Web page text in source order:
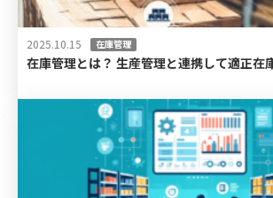
2025.10.15 在庫管理
在庫管理とは？ 生産管理と連携して適正在